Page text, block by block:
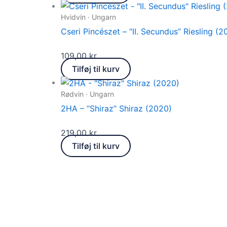
Hvidvin · Ungarn
Cseri Pincészet – “II. Secundus” Riesling
109,00kr.
Tilføj til kurv
Rødvin · Ungarn
2HA – “Shiraz” Shiraz (2020)
219,00kr.
Tilføj til kurv